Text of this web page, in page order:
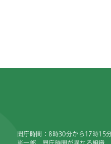
開庁時間：8時30分から17時15